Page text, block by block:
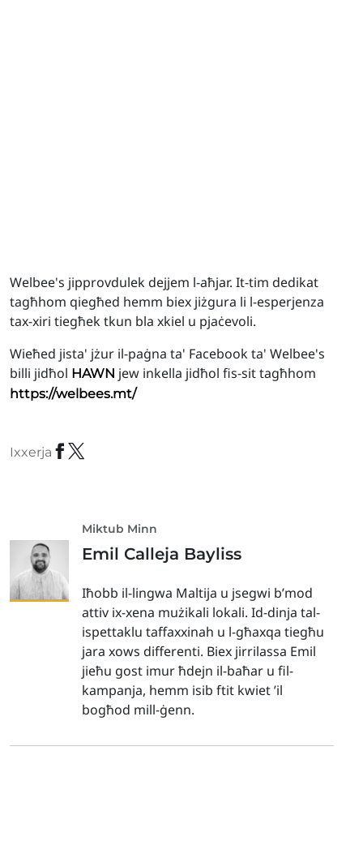
Welbee's jipprovdulek dejjem l-aħjar. It-tim dedikat
tagħhom qiegħed hemm biex jiżgura li l-esperjenza
tax-xiri tiegħek tkun bla xkiel u pjaċevoli.
Wieħed jista' jżur il-paġna ta' Facebook ta' Welbee's
billi jidħol HAWN jew inkella jidħol fis-sit tagħhom
https://welbees.mt/
Ixxerja
Miktub Minn
Emil Calleja Bayliss
Iħobb il-lingwa Maltija u jsegwi b’mod
attiv ix-xena mużikali lokali. Id-dinja tal-
ispettaklu taffaxxinah u l-għaxqa tiegħu
jara xows differenti. Biex jirrilassa Emil
jieħu gost imur ħdejn il-baħar u fil-
kampanja, hemm isib ftit kwiet ’il
bogħod mill-ġenn.